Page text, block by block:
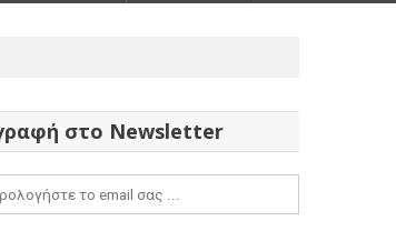
στο Newsletter